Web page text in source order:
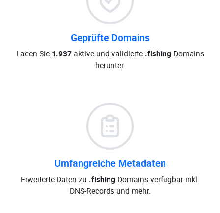
Geprüfte Domains
Laden Sie 1.937aktive und validierte .fishingDomains
herunter.
Umfangreiche Metadaten
Erweiterte Daten zu .fishing Domains verfügbar inkl.
DNS-Records und mehr.